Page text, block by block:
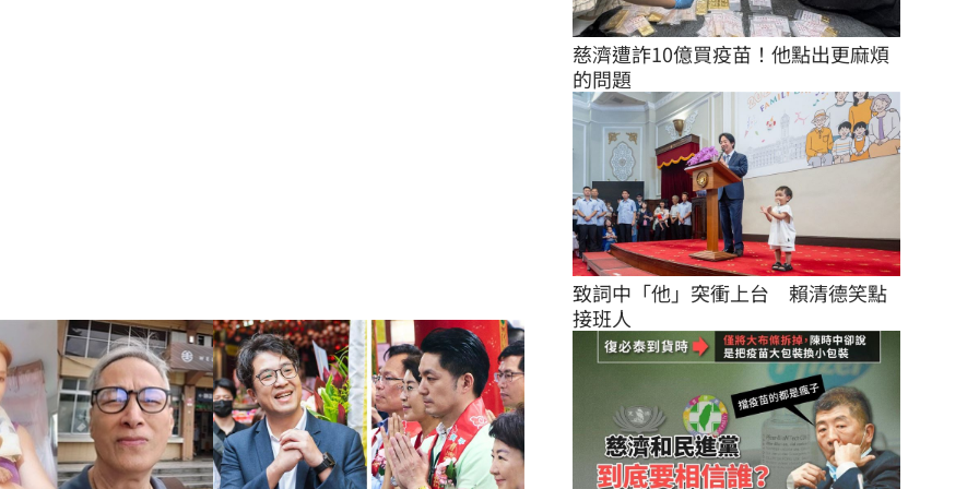
慈濟遭詐10億買疫苗！他點出更麻煩
的問題
致詞中「他」突衝上台　賴清德笑點
接班人